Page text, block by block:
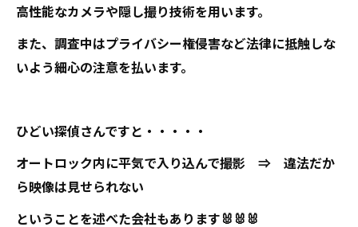
高性能なカメラや隠し撮り技術を用います。
また、調査中はプライバシー権侵害など法律に抵触しな
いよう細心の注意を払います。
ひどい探偵さんですと・・・・・
オートロック内に平気で入り込んで撮影 ⇒ 違法だか
ら映像は見せられない
ということを述べた会社もあります🐰🐰🐰